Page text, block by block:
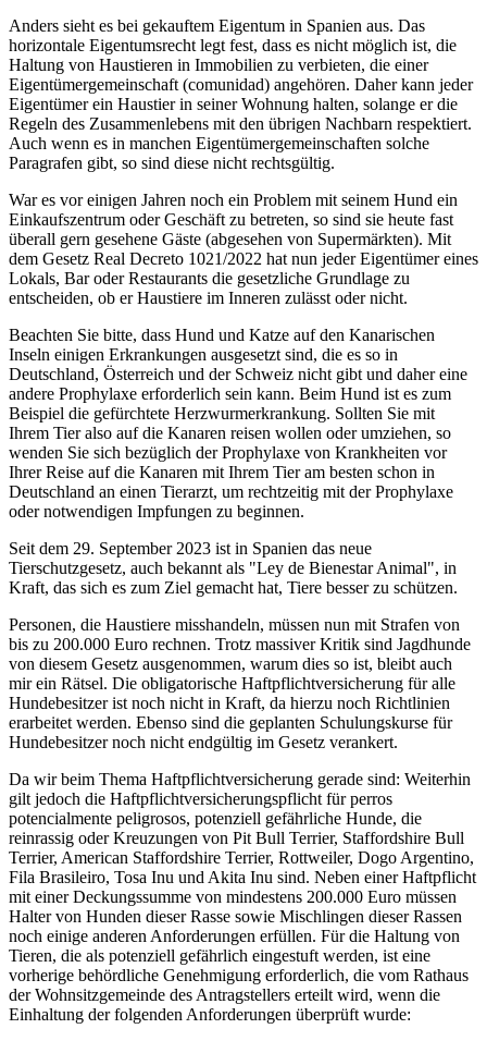
Anders sieht es bei gekauftem Eigentum in Spanien aus. Das
horizontale Eigentumsrecht legt fest, dass es nicht möglich ist, die
Haltung von Haustieren in Immobilien zu verbieten, die einer
Eigentümergemeinschaft (comunidad) angehören. Daher kann jeder
Eigentümer ein Haustier in seiner Wohnung halten, solange er die
Regeln des Zusammenlebens mit den übrigen Nachbarn respektiert.
Auch wenn es in manchen Eigentümergemeinschaften solche
Paragrafen gibt, so sind diese nicht rechtsgültig.
War es vor einigen Jahren noch ein Problem mit seinem Hund ein
Einkaufszentrum oder Geschäft zu betreten, so sind sie heute fast
überall gern gesehene Gäste (abgesehen von Supermärkten). Mit
dem Gesetz Real Decreto 1021/2022 hat nun jeder Eigentümer eines
Lokals, Bar oder Restaurants die gesetzliche Grundlage zu
entscheiden, ob er Haustiere im Inneren zulässt oder nicht.
Beachten Sie bitte, dass Hund und Katze auf den Kanarischen
Inseln einigen Erkrankungen ausgesetzt sind, die es so in
Deutschland, Österreich und der Schweiz nicht gibt und daher eine
andere Prophylaxe erforderlich sein kann. Beim Hund ist es zum
Beispiel die gefürchtete Herzwurmerkrankung. Sollten Sie mit
Ihrem Tier also auf die Kanaren reisen wollen oder umziehen, so
wenden Sie sich bezüglich der Prophylaxe von Krankheiten vor
Ihrer Reise auf die Kanaren mit Ihrem Tier am besten schon in
Deutschland an einen Tierarzt, um rechtzeitig mit der Prophylaxe
oder notwendigen Impfungen zu beginnen.
Seit dem 29. September 2023 ist in Spanien das neue
Tierschutzgesetz, auch bekannt als "Ley de Bienestar Animal", in
Kraft, das sich es zum Ziel gemacht hat, Tiere besser zu schützen.
Personen, die Haustiere misshandeln, müssen nun mit Strafen von
bis zu 200.000 Euro rechnen. Trotz massiver Kritik sind Jagdhunde
von diesem Gesetz ausgenommen, warum dies so ist, bleibt auch
mir ein Rätsel. Die obligatorische Haftpflichtversicherung für alle
Hundebesitzer ist noch nicht in Kraft, da hierzu noch Richtlinien
erarbeitet werden. Ebenso sind die geplanten Schulungskurse für
Hundebesitzer noch nicht endgültig im Gesetz verankert.
Da wir beim Thema Haftpflichtversicherung gerade sind: Weiterhin
gilt jedoch die Haftpflichtversicherungspflicht für perros
potencialmente peligrosos, potenziell gefährliche Hunde, die
reinrassig oder Kreuzungen von Pit Bull Terrier, Staffordshire Bull
Terrier, American Staffordshire Terrier, Rottweiler, Dogo Argentino,
Fila Brasileiro, Tosa Inu und Akita Inu sind. Neben einer Haftpflicht
mit einer Deckungssumme von mindestens 200.000 Euro müssen
Halter von Hunden dieser Rasse sowie Mischlingen dieser Rassen
noch einige anderen Anforderungen erfüllen. Für die Haltung von
Tieren, die als potenziell gefährlich eingestuft werden, ist eine
vorherige behördliche Genehmigung erforderlich, die vom Rathaus
der Wohnsitzgemeinde des Antragstellers erteilt wird, wenn die
Einhaltung der folgenden Anforderungen überprüft wurde: